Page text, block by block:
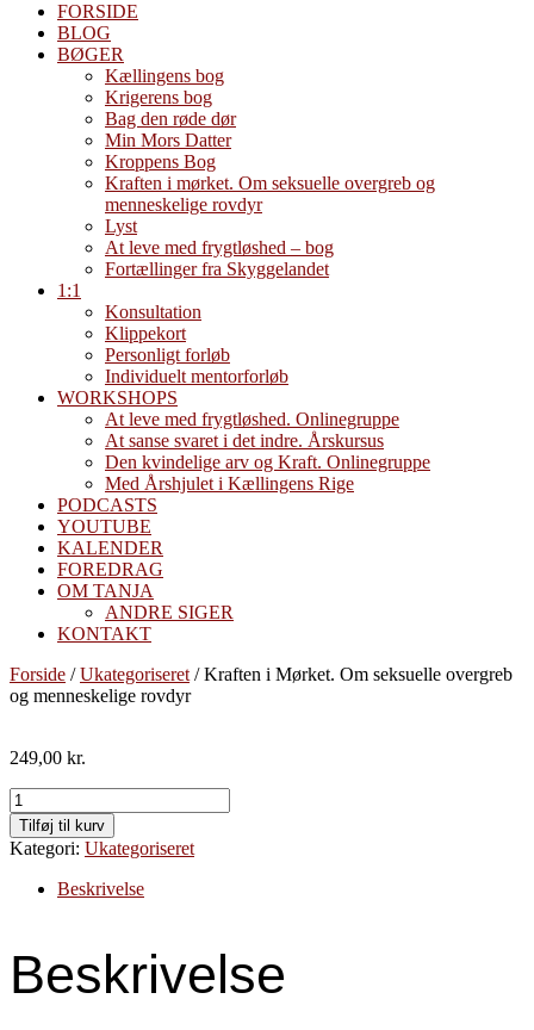
FORSIDE
BLOG
BØGER
Kællingens bog
Krigerens bog
Bag den røde dør
Min Mors Datter
Kroppens Bog
Kraften i mørket. Om seksuelle overgreb og
menneskelige rovdyr
Lyst
At leve med frygtløshed – bog
Fortællinger fra Skyggelandet
1:1
Konsultation
Klippekort
Personligt forløb
Individuelt mentorforløb
WORKSHOPS
At leve med frygtløshed. Onlinegruppe
At sanse svaret i det indre. Årskursus
Den kvindelige arv og Kraft. Onlinegruppe
Med Årshjulet i Kællingens Rige
PODCASTS
YOUTUBE
KALENDER
FOREDRAG
OM TANJA
ANDRE SIGER
KONTAKT
Forside /Ukategoriseret / Kraften i Mørket. Om seksuelle overgreb
og menneskelige rovdyr
249,00 kr.
Kraften
i
Mørket.
Om
seksuelle
overgreb
rovdyr
antal
Tilføj til kurv
Kategori: Ukategoriseret
Beskrivelse
Beskrivelse